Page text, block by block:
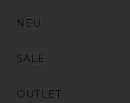
NEU
SALE
OUTLET